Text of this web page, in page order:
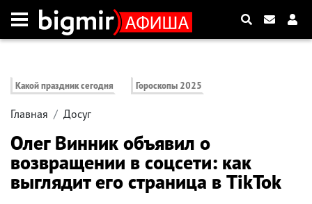
Какой праздник сегодня Гороскопы 2025
Главная Досуг
Олег Винник объявил о
возвращении в соцсети: как
выглядит его страница в TikTok